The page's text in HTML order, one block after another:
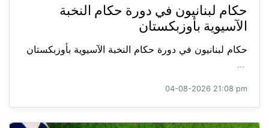
حكام لبنانيون في دورة حكام النخبة
الآسيوية بأوزبكستان
حكام لبنانيون في دورة حكام النخبة الآسيوية بأوزبكستان
...
04-08-2026 21:08 pm